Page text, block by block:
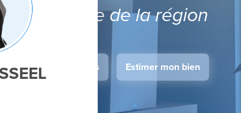
Spécialiste de la région
Je dépose un avis Estimer mon bien